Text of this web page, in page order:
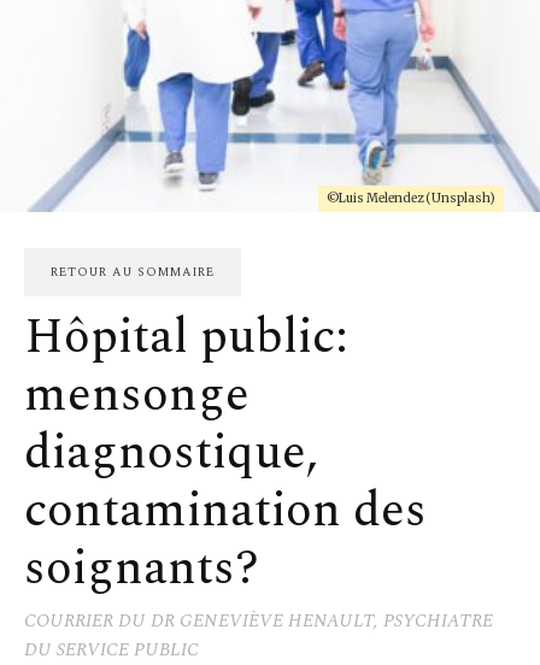
©Luis Melendez (Unsplash)
RETOUR AU SOMMAIRE
Hôpital public:
mensonge
diagnostique,
contamination des
soignants?
COURRIER DU DR GENEVIÈVE HENAULT, PSYCHIATRE
DU SERVICE PUBLIC